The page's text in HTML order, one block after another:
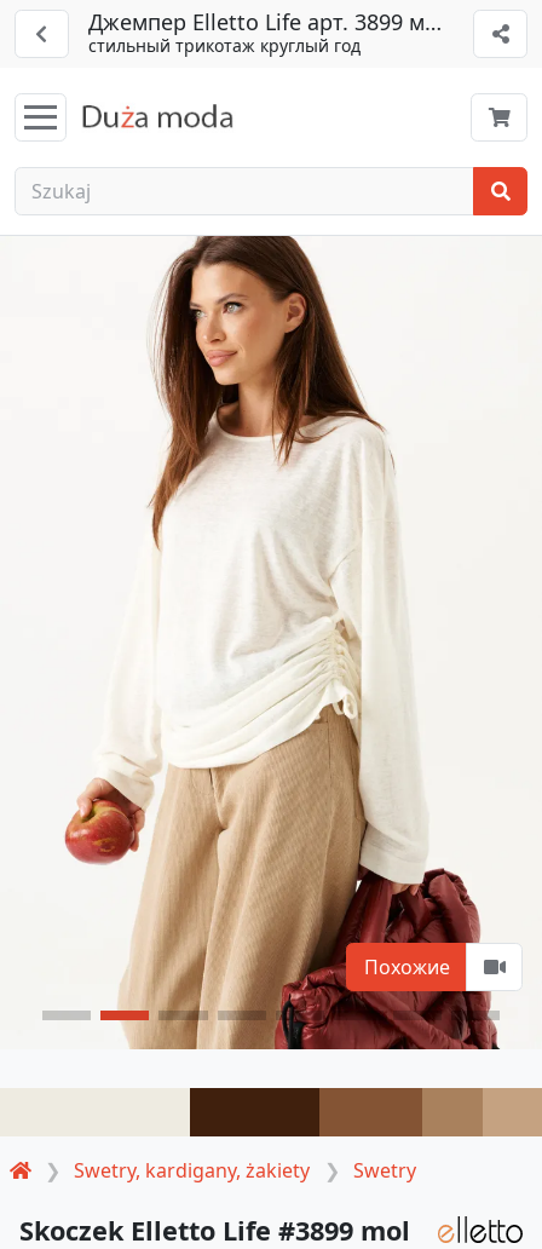
Джемпер Elletto Life арт. 3899 мол очный
стильный трикотаж круглый год
Swetry, kardigany, żakiety Swetry
Похожие
Skoczek Elletto Life #3899 mol